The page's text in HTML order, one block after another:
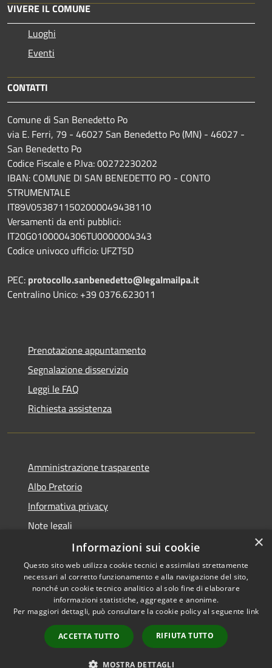
VIVERE IL COMUNE
Luoghi
Eventi
CONTATTI
Comune di San Benedetto Po
via E. Ferri, 79 - 46027 San Benedetto Po (MN) - 46027 -
San Benedetto Po
Codice Fiscale e P.Iva: 00272230202
IBAN: COMUNE DI SAN BENEDETTO PO - CONTO
STRUMENTALE
IT89V0538711502000049438110
Versamenti da enti pubblici:
IT20G0100004306TU0000004343
Codice univoco ufficio: UFZT5D
PEC: protocollo.sanbenedetto@legalmailpa.it
Centralino Unico: +39 0376.623011
Prenotazione appuntamento
Segnalazione disservizio
Leggi le FAQ
Richiesta assistenza
Amministrazione trasparente
Albo Pretorio
Informativa privacy
Note legali
Dichiarazione di accessibilità
RSS
Accessibilità
Copyright © 2021 • Città
di San Benedetto Po •
Powered byMunicipium
Accesso redazione
×
Informazioni sui cookie
Questo sito web utilizza cookie tecnici e assimilati strettamente
necessari al corretto funzionamento e alla navigazione del sito,
nonché un cookie tecnico analitico al solo fine di elaborare
informazioni statistiche, aggregate e anonime.
Per maggiori dettagli, può consultare la cookie policy al seguente link
ACCETTA TUTTO RIFIUTA TUTTO
MOSTRA DETTAGLI